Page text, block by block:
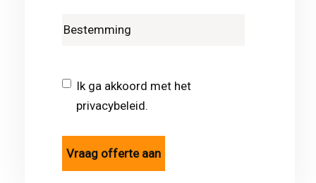
Ik ga akkoord met het
privacybeleid.